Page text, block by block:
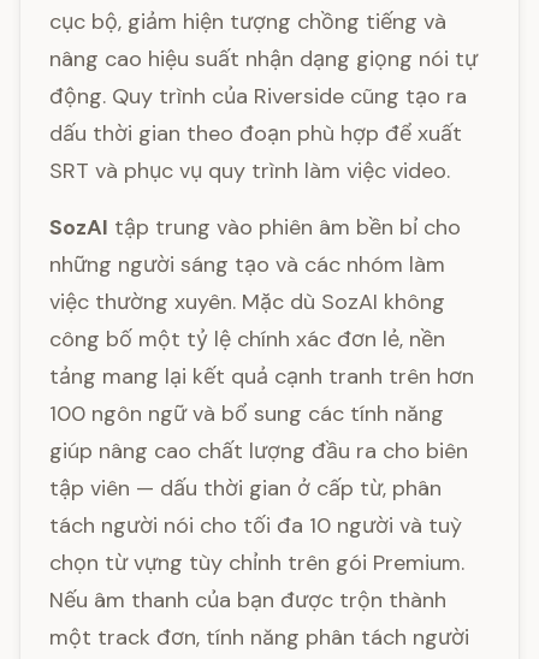
cục bộ, giảm hiện tượng chồng tiếng và
nâng cao hiệu suất nhận dạng giọng nói tự
động. Quy trình của Riverside cũng tạo ra
dấu thời gian theo đoạn phù hợp để xuất
SRT và phục vụ quy trình làm việc video.
SozAI tập trung vào phiên âm bền bỉ cho
những người sáng tạo và các nhóm làm
việc thường xuyên. Mặc dù SozAI không
công bố một tỷ lệ chính xác đơn lẻ, nền
tảng mang lại kết quả cạnh tranh trên hơn
100 ngôn ngữ và bổ sung các tính năng
giúp nâng cao chất lượng đầu ra cho biên
tập viên — dấu thời gian ở cấp từ, phân
tách người nói cho tối đa 10 người và tuỳ
chọn từ vựng tùy chỉnh trên gói Premium.
Nếu âm thanh của bạn được trộn thành
một track đơn, tính năng phân tách người